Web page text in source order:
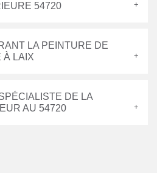
54720
LA PEINTURE DE
À LAIX
DE LA
AU 54720